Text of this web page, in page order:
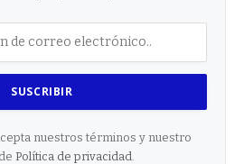
nuestros términos y nuestro
Política de privacidad